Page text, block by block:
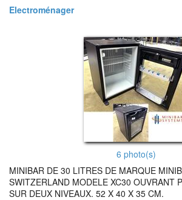
Electroménager
6 photo(s)
MINIBAR DE 30 LITRES DE MARQUE
SWITZERLAND MODELE XC30 OUVRANT
SUR DEUX NIVEAUX. 52 X 40 X 35 CM.